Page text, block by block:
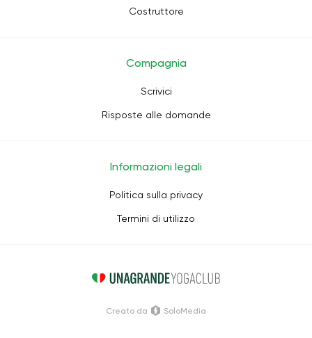
Costruttore
Compagnia
Scrivici
Risposte alle domande
Informazioni legali
Politica sulla privacy
Termini di utilizzo
Creato da SoloMedia